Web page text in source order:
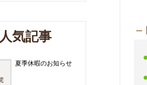
人気記事
夏季休暇のお知らせ